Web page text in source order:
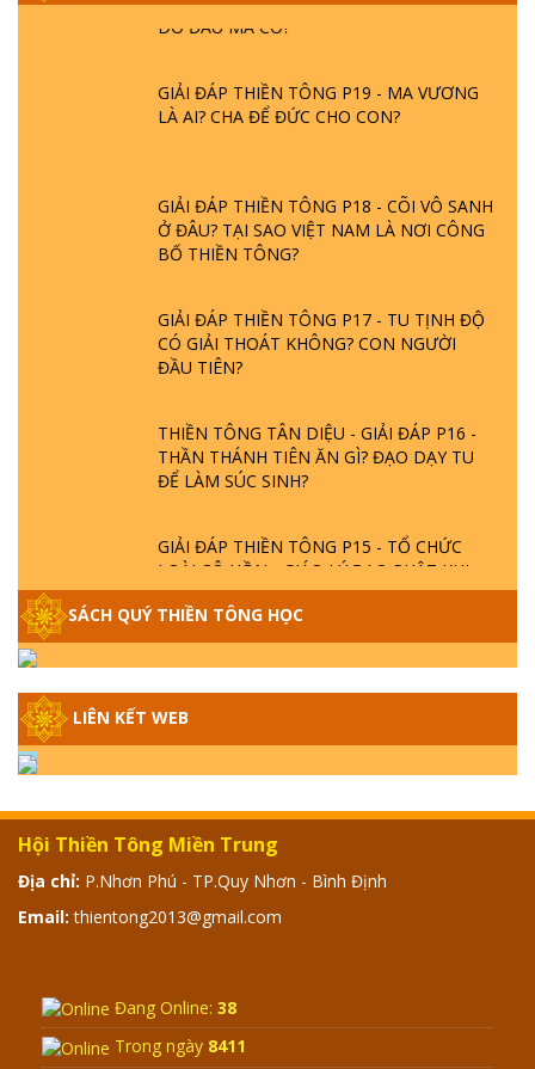
GIẢI ĐÁP THIỀN TÔNG P19 - MA VƯƠNG
LÀ AI? CHA ĐỂ ĐỨC CHO CON?
GIẢI ĐÁP THIỀN TÔNG P18 - CÕI VÔ SANH
Ở ĐÂU? TẠI SAO VIỆT NAM LÀ NƠI CÔNG
BỐ THIỀN TÔNG?
GIẢI ĐÁP THIỀN TÔNG P17 - TU TỊNH ĐỘ
CÓ GIẢI THOÁT KHÔNG? CON NGƯỜI
ĐẦU TIÊN?
THIỀN TÔNG TÂN DIỆU - GIẢI ĐÁP P16 -
THẦN THÁNH TIÊN ĂN GÌ? ĐẠO DẠY TU
ĐỂ LÀM SÚC SINH?
GIẢI ĐÁP THIỀN TÔNG P15 - TỔ CHỨC
LOÀI CÔ HỒN - GIÁO LÝ ĐẠO PHẬT KHI
NÀO XUẤT BẢN
GIẢI ĐÁP THIỀN TÔNG ĐẶC BIỆT - P14 -
NGUỒN GỐC ÂM LỊCH DƯƠNG LỊCH -
TẦNG BÌNH LƯU LỚN ĐẾN ĐÂU
KHÔNG? XÁ LỢI PHẬT THẬT - GIẢ | TTTD
GIẢI ĐÁP THIỀN TÔNG ĐẶC BIỆT - P12 -
THÁNH ĐÂM THẦN VẶN HỌNG?
SÁCH QUÝ THIỀN TÔNG HỌC
LIÊN KẾT WEB
Hội Thiền Tông Miền Trung
Địa chỉ: P.Nhơn Phú - TP.Quy Nhơn - Bình Định
Email: thientong2013@gmail.com
Đang Online: 38
Trong ngày 8411